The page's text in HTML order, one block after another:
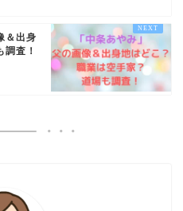
＆出身
査！